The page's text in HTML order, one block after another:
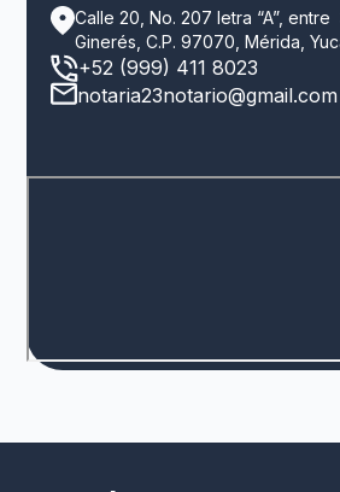
Calle 20, No. 207 letra “A”,
Ginerés, C.P. 97070, Mérida,
+52 (999) 411 8023
notaria23notario@gmail.com